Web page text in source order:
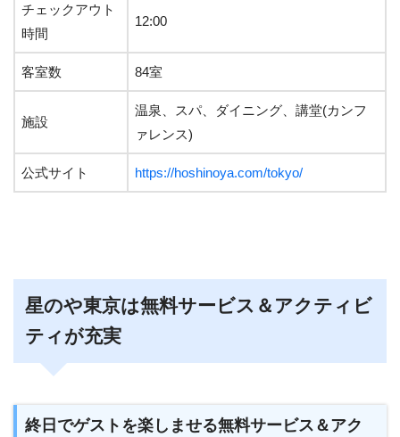
チェックアウト
時間
12:00
客室数 84室
施設
温泉、スパ、ダイニング、講堂(カンフ
ァレンス)
公式サイト https://hoshinoya.com/tokyo/
星のや東京は無料サービス＆アクティビ
ティが充実
終日でゲストを楽しませる無料サービス＆アク